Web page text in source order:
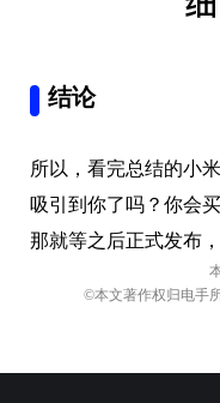
结论
所以，看完总结的小
吸引到你了吗？你会
那就等之后正式发布
©本文著作权归电手